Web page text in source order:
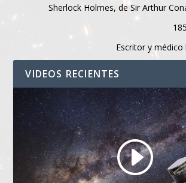
Sherlock Holmes, de Sir Arthur
Escritor y médico
VIDEOS RECIENTES